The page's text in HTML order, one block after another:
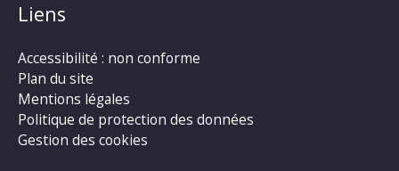
Liens
Accessibilité : non conforme
Plan du site
Mentions légales
Politique de protection des données
Gestion des cookies